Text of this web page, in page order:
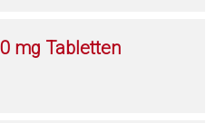
mg Tabletten